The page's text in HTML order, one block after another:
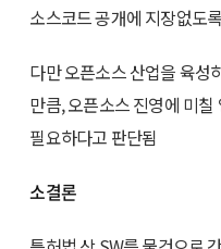
소스코드 공개에 지장없도
다만 오픈소스 산업을 육성
만큼, 오픈소스 진영에 미
필요하다고 판단됨
소결론